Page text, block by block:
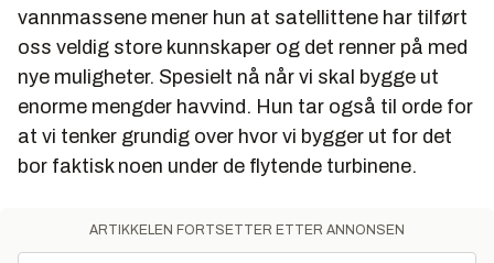
vannmassene mener hun at satellittene har tilført
oss veldig store kunnskaper og det renner på med
nye muligheter. Spesielt nå når vi skal bygge ut
enorme mengder havvind. Hun tar også til orde for
at vi tenker grundig over hvor vi bygger ut for det
bor faktisk noen under de flytende turbinene.
ARTIKKELEN FORTSETTER ETTER ANNONSEN